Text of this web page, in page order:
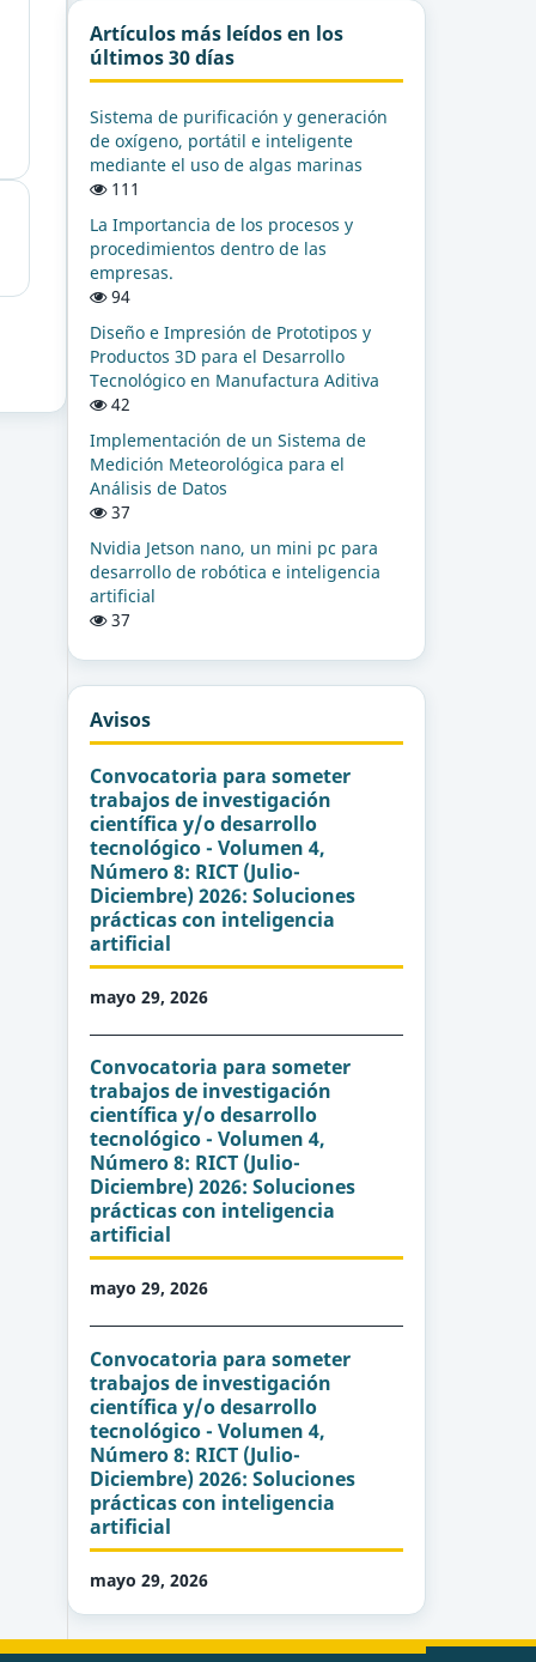
Artículos más leídos en los
últimos 30 días
Sistema de purificación y generación
de oxígeno, portátil e inteligente
mediante el uso de algas marinas
111
La Importancia de los procesos y
procedimientos dentro de las
empresas.
94
Diseño e Impresión de Prototipos y
Productos 3D para el Desarrollo
Tecnológico en Manufactura Aditiva
42
Implementación de un Sistema de
Medición Meteorológica para el
Análisis de Datos
37
Nvidia Jetson nano, un mini pc para
desarrollo de robótica e inteligencia
artificial
37
Avisos
Convocatoria para someter
trabajos de investigación
científica y/o desarrollo
tecnológico - Volumen 4,
Número 8: RICT (Julio-
Diciembre) 2026: Soluciones
prácticas con inteligencia
artificial
mayo 29, 2026
Convocatoria para someter
trabajos de investigación
científica y/o desarrollo
tecnológico - Volumen 4,
Número 8: RICT (Julio-
Diciembre) 2026: Soluciones
prácticas con inteligencia
artificial
mayo 29, 2026
Convocatoria para someter
trabajos de investigación
científica y/o desarrollo
tecnológico - Volumen 4,
Número 8: RICT (Julio-
Diciembre) 2026: Soluciones
prácticas con inteligencia
artificial
mayo 29, 2026